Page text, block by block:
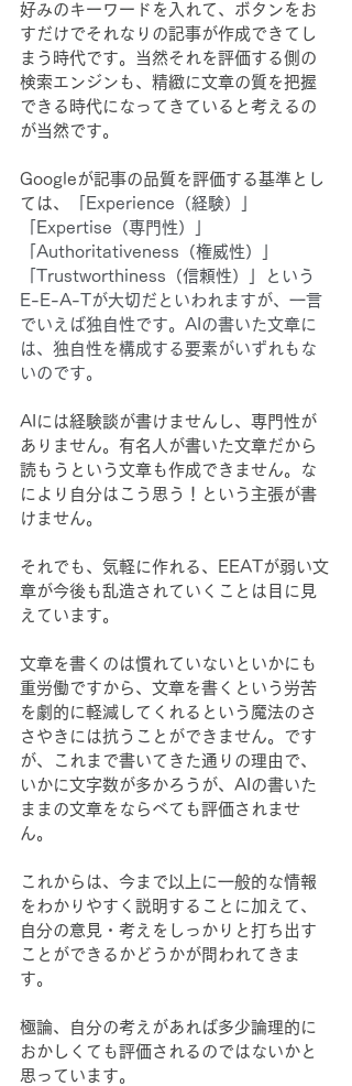
好みのキーワードを入れて、ボタンをお
すだけでそれなりの記事が作成できてし
まう時代です。当然それを評価する側の
検索エンジンも、精緻に文章の質を把握
できる時代になってきていると考えるの
が当然です。
Googleが記事の品質を評価する基準とし
ては、
「Experience（経験）」
「Expertise（専門性）」
「Authoritativeness（権威性）」
「Trustworthiness（信頼性）」という
E-E-A-Tが大切だといわれますが、一言
でいえば独自性です。AIの書いた文章に
は、独自性を構成する要素がいずれもな
いのです。
AIには経験談が書けませんし、専門性が
ありません。有名人が書いた文章だから
読もうという文章も作成できません。な
により自分はこう思う！という主張が書
けません。
それでも、気軽に作れる、EEATが弱い文
章が今後も乱造されていくことは目に見
えています。
文章を書くのは慣れていないといかにも
重労働ですから、文章を書くという労苦
を劇的に軽減してくれるという魔法のさ
さやきには抗うことができません。です
が、これまで書いてきた通りの理由で、
いかに文字数が多かろうが、AIの書いた
ままの文章をならべても評価されませ
ん。
これからは、今まで以上に一般的な情報
をわかりやすく説明することに加えて、
自分の意見・考えをしっかりと打ち出す
ことができるかどうかが問われてきま
す。
極論、自分の考えがあれば多少論理的に
おかしくても評価されるのではないかと
思っています。